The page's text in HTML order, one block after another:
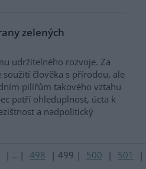
zelených
udržitelného rozvoje. Za
člověka s přírodou, ale
pilířům takového vztahu
patří ohleduplnost, úcta k
a nadpolitický
| .. | 498 | 499 | 500 | 501 |